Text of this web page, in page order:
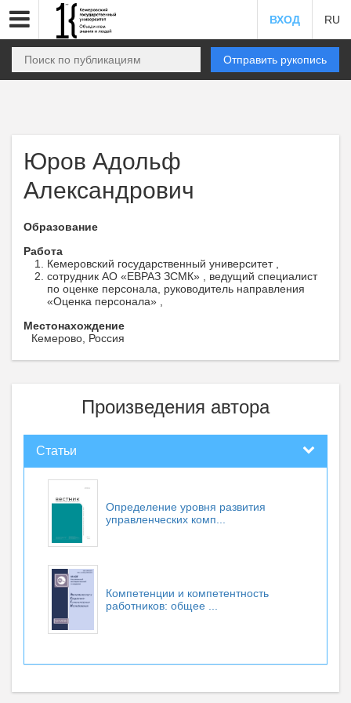
ВХОД RU
Отправить рукопись
Юров Адольф
Александрович
Образование
Работа
Кемеровский государственный университет ,
сотрудник АО «ЕВРАЗ ЗСМК» , ведущий специалист
по оценке персонала, руководитель направления
«Оценка персонала» ,
Местонахождение
Кемерово, Россия
Произведения автора
Статьи
Определение уровня развития
управленческих комп...
Компетенции и компетентность
работников: общее ...